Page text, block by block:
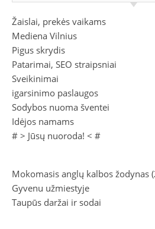
Žaislai, prekės vaikams
Mediena Vilnius
Pigus skrydis
Patarimai, SEO straipsniai
Sveikinimai
igarsinimo paslaugos
Sodybos nuoma šventei
Idėjos namams
# > Jūsų nuoroda! < #
Mokomasis anglų kalbos žodynas
Gyvenu užmiestyje
Taupūs daržai ir sodai